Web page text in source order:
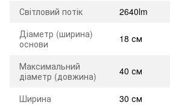
Світловий потік
2640lm
Діаметр (ширина)
основи
18 см
Максимальний
діаметр (довжина)
40 см
Ширина
30 см